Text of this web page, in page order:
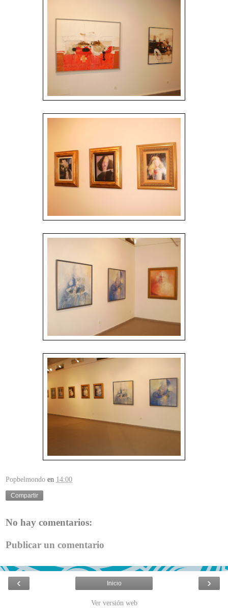
Popbelmondo en 14:00
Compartir
No hay comentarios:
Publicar un comentario
‹ ›
Inicio
Ver versión web